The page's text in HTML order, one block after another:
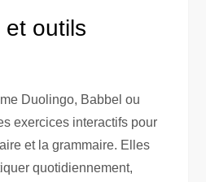
outils
Duolingo, Babbel ou
exercices interactifs pour
et la grammaire. Elles
quotidiennement,